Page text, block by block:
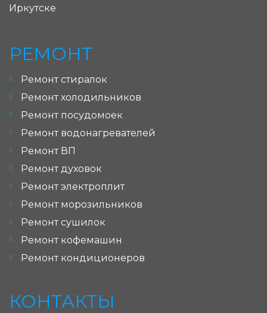
Иркутске
РЕМОНТ
Ремонт стиралок
Ремонт холодильников
Ремонт посудомоек
Ремонт водонагревателей
Ремонт ВП
Ремонт духовок
Ремонт электроплит
Ремонт морозильников
Ремонт сушилок
Ремонт кофемашин
Ремонт кондиционеров
КОНТАКТЫ